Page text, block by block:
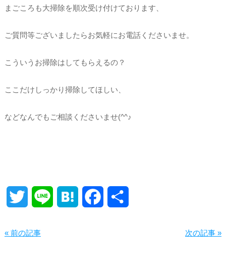
まごころも大掃除を順次受け付けております、
ご質問等ございましたらお気軽にお電話くださいませ。
こういうお掃除はしてもらえるの？
ここだけしっかり掃除してほしい、
などなんでもご相談くださいませ(^^♪
Twitter Line Hatena Facebook
« 前の記事
次の記事 »